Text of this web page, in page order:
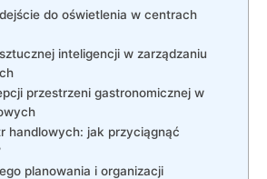
⁢do oświetlenia‍ w centrach
inteligencji ⁤w zarządzaniu
przestrzeni ‌gastronomicznej w
handlowych: jak przyciągnąć
planowania ​i organizacji